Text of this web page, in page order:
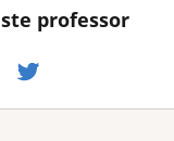
professor